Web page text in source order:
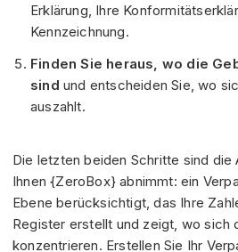
Erklärung, Ihre
Kennzeichnung.
Finden Sie heraus, wo die
sind und entscheiden Sie, wo
auszahlt.
Die letzten beiden Schritte sind die
Ihnen {ZeroBox} abnimmt: ein
Ebene berücksichtigt, das Ihre
Register erstellt und zeigt, wo sich
konzentrieren. Erstellen Sie Ihr